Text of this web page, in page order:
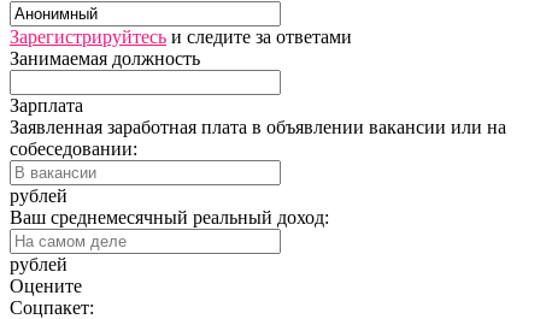
Зарегистрируйтесь и следите за ответами
Занимаемая должность
Зарплата
Заявленная заработная плата в объявлении вакансии или на
собеседовании:
рублей
Ваш среднемесячный реальный доход:
рублей
Оцените
Соцпакет: